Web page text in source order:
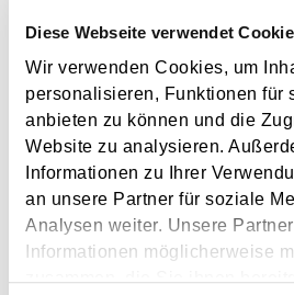
Diese Webseite verwendet
Wir verwenden Cookies, um
personalisieren, Funktionen für
anbieten zu können und die
Website zu analysieren.
Informationen zu Ihrer
an unsere Partner für soziale
Analysen weiter. Unsere
Informationen möglicherweise
zusammen, die Sie ihnen